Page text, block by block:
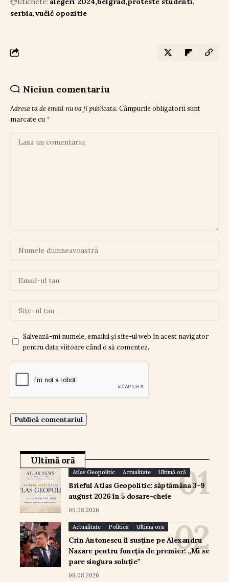
serbia vučić opozitie
Niciun comentariu
Adresa ta de email nu va fi publicată. Câmpurile obligatorii sunt
marcate cu *
Salvează-mi numele, emailul și site-ul web în acest navigator
pentru data viitoare când o să comentez.
Ultimă oră
Atlas Geopolitic Actualitate Ultimă oră
Brieful Atlas Geopolitic: săptămâna 3–9
august 2026 în 5 dosare-cheie
09.08.2026
Actualitate Politică Ultimă oră
Crin Antonescu îl susține pe Alexandru
Nazare pentru funcția de premier: „Mi se
pare singura soluție”
08.08.2026